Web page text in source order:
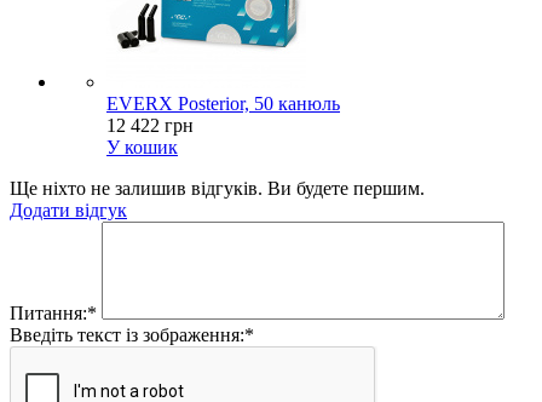
EVERX Posterior, 50 канюль
12 422 грн
У кошик
Ще ніхто не залишив відгуків. Ви будете першим.
Додати відгук
Питання:*
Введіть текст із зображення:*